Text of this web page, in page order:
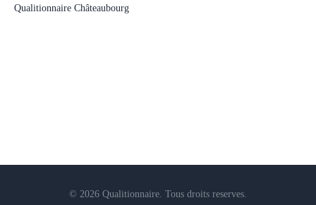
Qualitionnaire Châteaubourg
© 2026 Qualitionnaire. Tous droits reserves.